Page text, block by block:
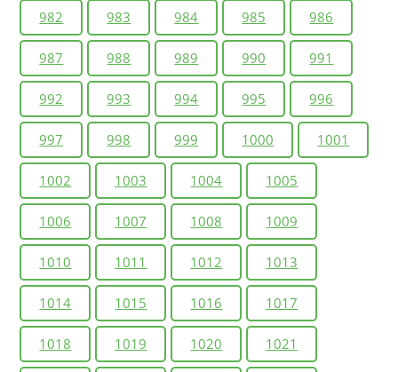
982 983 984 985 986
987 988 989 990 991
992 993 994 995 996
997 998 999 1000 1001
1002 1003 1004 1005
1006 1007 1008 1009
1010 1011 1012 1013
1014 1015 1016 1017
1018 1019 1020 1021